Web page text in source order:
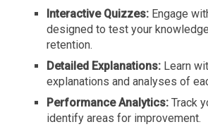
Interactive Quizzes: Engage
designed to test your
retention.
Detailed Explanations: Learn
explanations and analyses of
Performance Analytics: Track
identify areas for improvement.